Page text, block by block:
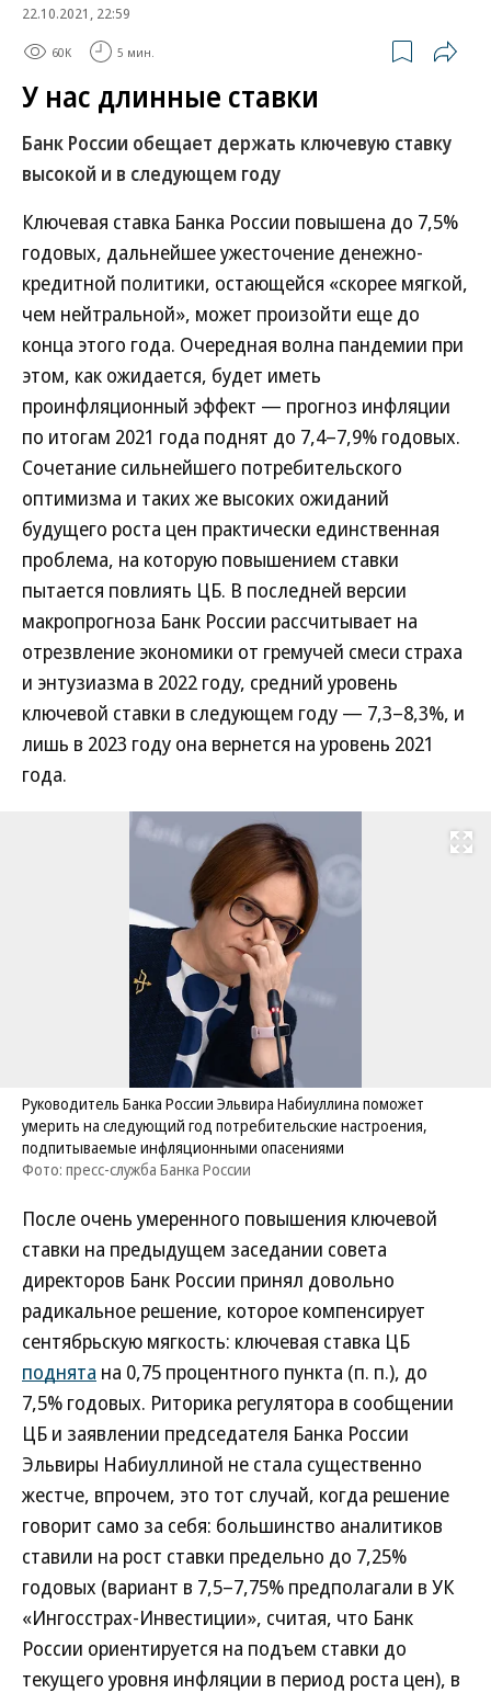
22.10.2021, 22:59
60K 5 мин.
У нас длинные ставки
Банк России обещает держать ключевую ставку
высокой и в следующем году
Ключевая ставка Банка России повышена до 7,5%
годовых, дальнейшее ужесточение денежно-
кредитной политики, остающейся «скорее мягкой,
чем нейтральной», может произойти еще до
конца этого года. Очередная волна пандемии при
этом, как ожидается, будет иметь
проинфляционный эффект — прогноз инфляции
по итогам 2021 года поднят до 7,4–7,9% годовых.
Сочетание сильнейшего потребительского
оптимизма и таких же высоких ожиданий
будущего роста цен практически единственная
проблема, на которую повышением ставки
пытается повлиять ЦБ. В последней версии
макропрогноза Банк России рассчитывает на
отрезвление экономики от гремучей смеси страха
и энтузиазма в 2022 году, средний уровень
ключевой ставки в следующем году — 7,3–8,3%, и
лишь в 2023 году она вернется на уровень 2021
года.
Развернуть
Руководитель Банка России Эльвира Набиуллина поможет
умерить на следующий год потребительские настроения,
подпитываемые инфляционными опасениями
Фото: пресс-служба Банка России
После очень умеренного повышения ключевой
ставки на предыдущем заседании совета
директоров Банк России принял довольно
радикальное решение, которое компенсирует
сентябрьскую мягкость: ключевая ставка ЦБ
поднята на 0,75 процентного пункта (п. п.), до
7,5% годовых. Риторика регулятора в сообщении
ЦБ и заявлении председателя Банка России
Эльвиры Набиуллиной не стала существенно
жестче, впрочем, это тот случай, когда решение
говорит само за себя: большинство аналитиков
ставили на рост ставки предельно до 7,25%
годовых (вариант в 7,5–7,75% предполагали в УК
«Ингосстрах-Инвестиции», считая, что Банк
России ориентируется на подъем ставки до
текущего уровня инфляции в период роста цен), в